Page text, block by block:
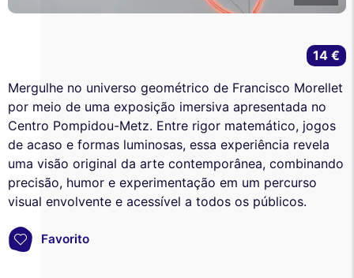
Mergulhe no universo geométrico de Francisco Morellet
por meio de uma exposição imersiva apresentada no
Centro Pompidou-Metz. Entre rigor matemático, jogos
de acaso e formas luminosas, essa experiência revela
uma visão original da arte contemporânea, combinando
precisão, humor e experimentação em um percurso
visual envolvente e acessível a todos os públicos.
Favorito
14 €